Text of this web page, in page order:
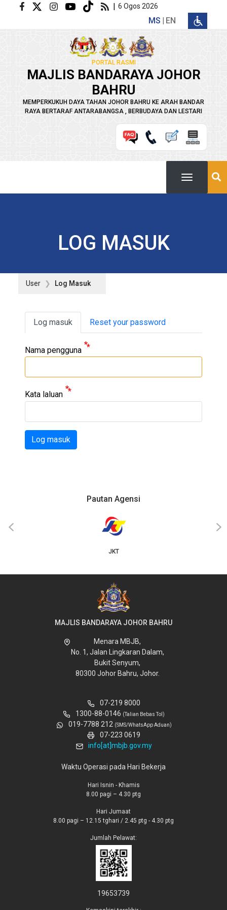
Langkau ke kandungan utama | 6 Ogos 2026
MS EN
PORTAL RASMI
MAJLIS BANDARAYA JOHOR
BAHRU
MEMPERKUKUH DAYA TAHAN JOHOR BAHRU KE ARAH BANDAR
RAYA BERTARAF ANTARABANGSA , BERBUDAYA DAN LESTARI
LOG MASUK
User Log Masuk
Primary tabs
Log masuk Reset your password
Nama pengguna
Kata laluan
Log masuk
Pautan Agensi
JKT
‹ ›
MAJLIS BANDARAYA JOHOR BAHRU
Menara MBJB,
No. 1, Jalan Lingkaran Dalam,
Bukit Senyum,
80300 Johor Bahru, Johor.
07-219 8000
1300-88-0146 (Talian Bebas Tol)
019-7788 212 (SMS/WhatsApp Aduan)
07-223 0619
info[at]mbjb.gov.my
Waktu Operasi pada Hari Bekerja
Hari Isnin - Khamis
8.00 pagi – 4.30 ptg
Hari Jumaat
8.00 pagi – 12.15 tghari / 2.45 ptg - 4.30 ptg
Jumlah Pelawat:
19653739